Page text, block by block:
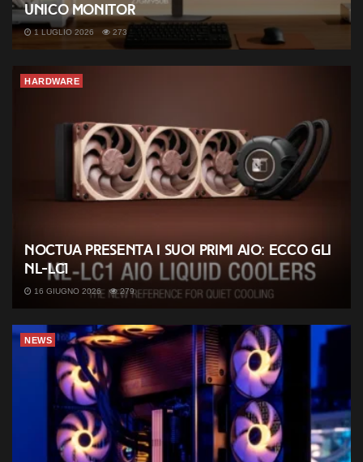
unico monitor
1 LUGLIO 2026 273
HARDWARE
Noctua presenta i suoi primi AIO: ecco gli
NL-LC1
16 GIUGNO 2026 279
NEWS